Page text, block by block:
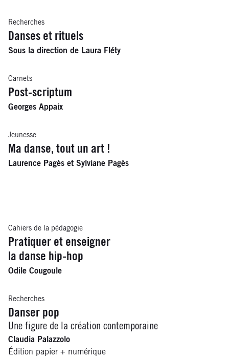
Recherches
Danses et rituels
Sous la direction de Laura Fléty
Carnets
Post-scriptum
Georges Appaix
Jeunesse
Ma danse, tout un art !
Laurence Pagès et Sylviane Pagès
Cahiers de la pédagogie
Pratiquer et enseigner
la danse hip-hop
Odile Cougoule
Recherches
Danser pop
Une figure de la création contemporaine
Claudia Palazzolo
Édition papier + numérique